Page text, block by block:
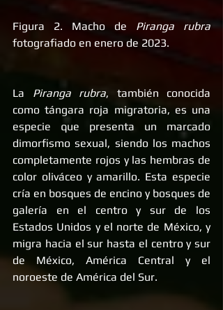
Figura 2. Macho de
fotografiado en enero de 2023.
La Piranga rubra, también conocida
como tángara roja migratoria, es una
especie que presenta un marcado
dimorfismo sexual, siendo los machos
completamente rojos y las hembras de
color oliváceo y amarillo. Esta especie
cría en bosques de encino y bosques de
galería en el centro y sur de los
Estados Unidos y el norte de México, y
migra hacia el sur hasta el centro y sur
de México, América Central y el
noroeste de América del Sur.